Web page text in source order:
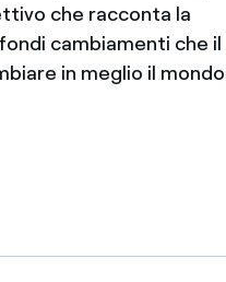
che racconta la
cambiamenti che il
in meglio il mondo